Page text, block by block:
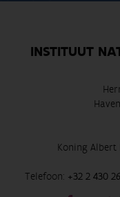
INSTITUUT
Koning Albert
Telefoon: +32 2 430